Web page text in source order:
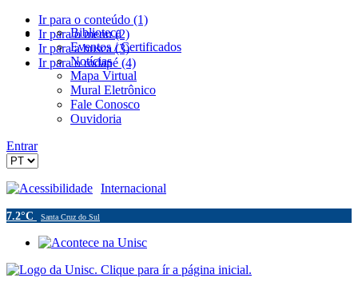
Ir para o conteúdo (1)
Ir para o menu (2)
Ir para a busca (3)
Ir para o rodapé (4)
Biblioteca
Eventos / Certificados
Notícias
Mapa Virtual
Mural Eletrônico
Fale Conosco
Ouvidoria
Entrar
Acessibilidade Internacional
7.2°C Santa Cruz do Sul